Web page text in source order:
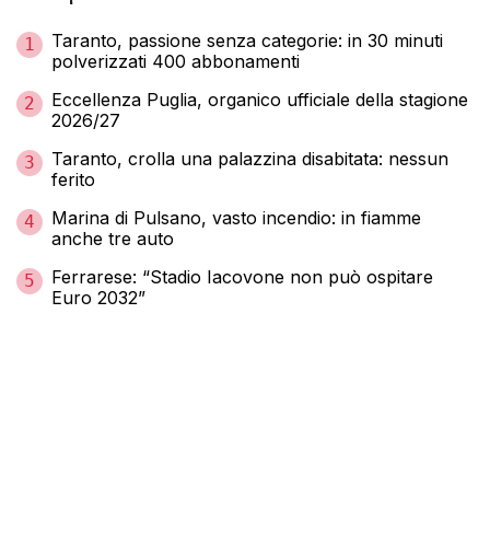
1
Taranto, passione senza categorie: in 30 minuti
polverizzati 400 abbonamenti
2
Eccellenza Puglia, organico ufficiale della stagione
2026/27
3
Taranto, crolla una palazzina disabitata: nessun
ferito
4
Marina di Pulsano, vasto incendio: in fiamme
anche tre auto
5
Ferrarese: “Stadio Iacovone non può ospitare
Euro 2032”